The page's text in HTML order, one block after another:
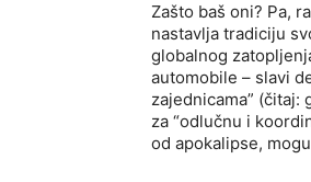
Zašto baš oni? Pa,
nastavlja tradiciju
globalnog
automobile – slavi
zajednicama”
za “odlučnu i
od apokalipse,